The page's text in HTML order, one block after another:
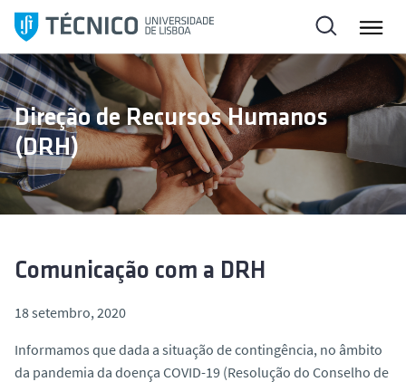
l
t
a
r
p
a
a
Direção de Recursos Humanos
(DRH)
Comunicação com a DRH
18 setembro, 2020
Informamos que dada a situação de contingência, no âmbito
da pandemia da doença COVID-19 (Resolução do Conselho de